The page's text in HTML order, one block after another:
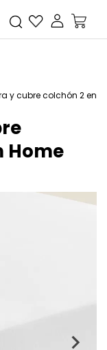
y cubre colchón 2 en 1
Home